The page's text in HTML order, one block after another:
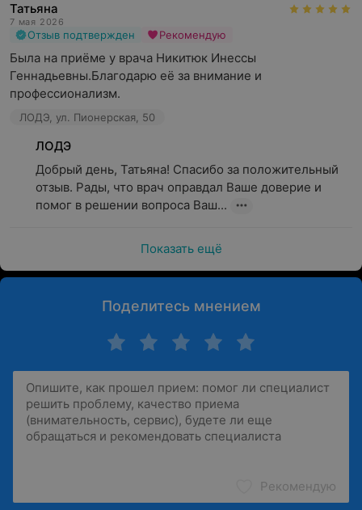
Татьяна
7 мая 2026
Отзыв подтвержден Рекомендую
Была на приёме у врача Никитюк Инессы
Геннадьевны.Благодарю её за внимание и
профессионализм.
ЛОДЭ, ул. Пионерская, 50
ЛОДЭ
Добрый день, Татьяна! Спасибо за положительный
отзыв. Рады, что врач оправдал Ваше доверие и
помог в решении вопроса Ваш...
Показать ещё
Поделитесь мнением
Рекомендую